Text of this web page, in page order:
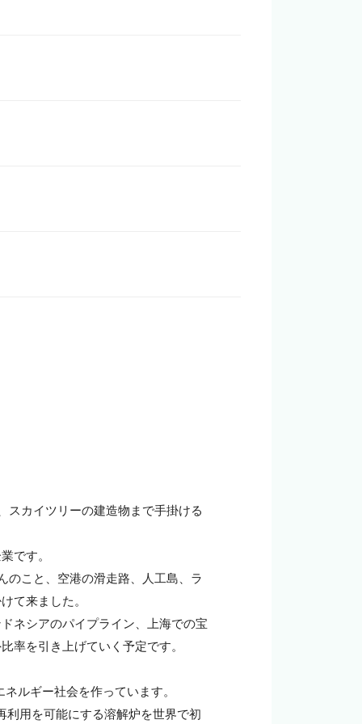
スカイツリーの建造物まで手掛ける
です。
こと、空港の滑走路、人工島、ラ
て来ました。
ネシアのパイプライン、上海での宝
率を引き上げていく予定です。
ルギー社会を作っています。
利用を可能にする溶解炉を世界で初